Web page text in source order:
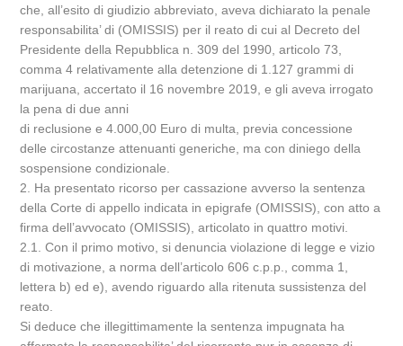
che, all’esito di giudizio abbreviato, aveva dichiarato la penale
responsabilita’ di (OMISSIS) per il reato di cui al Decreto del
Presidente della Repubblica n. 309 del 1990, articolo 73,
comma 4 relativamente alla detenzione di 1.127 grammi di
marijuana, accertato il 16 novembre 2019, e gli aveva irrogato
la pena di due anni
di reclusione e 4.000,00 Euro di multa, previa concessione
delle circostanze attenuanti generiche, ma con diniego della
sospensione condizionale.
2. Ha presentato ricorso per cassazione avverso la sentenza
della Corte di appello indicata in epigrafe (OMISSIS), con atto a
firma dell’avvocato (OMISSIS), articolato in quattro motivi.
2.1. Con il primo motivo, si denuncia violazione di legge e vizio
di motivazione, a norma dell’articolo 606 c.p.p., comma 1,
lettera b) ed e), avendo riguardo alla ritenuta sussistenza del
reato.
Si deduce che illegittimamente la sentenza impugnata ha